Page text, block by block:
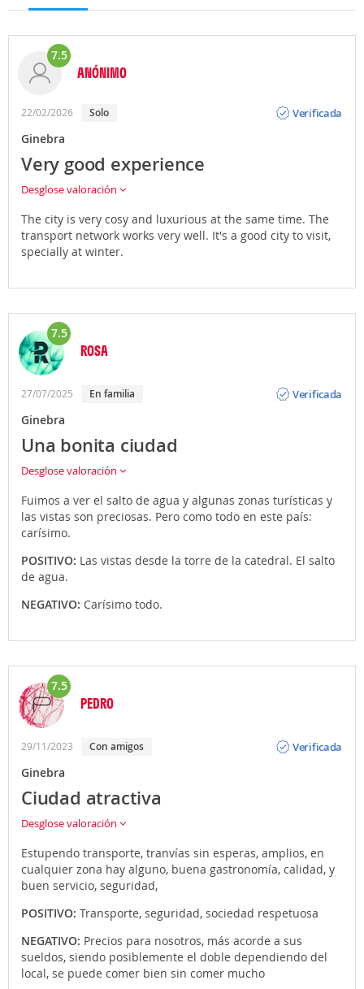
7.5
ANÓNIMO
22/02/2026 Solo
Verificada
Ginebra
Very good experience
Desglose valoración
The city is very cosy and luxurious at the same time. The
transport network works very well. It's a good city to visit,
specially at winter.
7.5
ROSA
27/07/2025 En familia
Verificada
Ginebra
Una bonita ciudad
Desglose valoración
Fuimos a ver el salto de agua y algunas zonas turísticas y
las vistas son preciosas. Pero como todo en este país:
carísimo.
POSITIVO: Las vistas desde la torre de la catedral. El salto
de agua.
NEGATIVO: Carísimo todo.
7.5
PEDRO
29/11/2023 Con amigos
Verificada
Ginebra
Ciudad atractiva
Desglose valoración
Estupendo transporte, tranvías sin esperas, amplios, en
cualquier zona hay alguno, buena gastronomía, calidad, y
buen servicio, seguridad,
POSITIVO: Transporte, seguridad, sociedad respetuosa
NEGATIVO: Precios para nosotros, más acorde a sus
sueldos, siendo posiblemente el doble dependiendo del
local, se puede comer bien sin comer mucho